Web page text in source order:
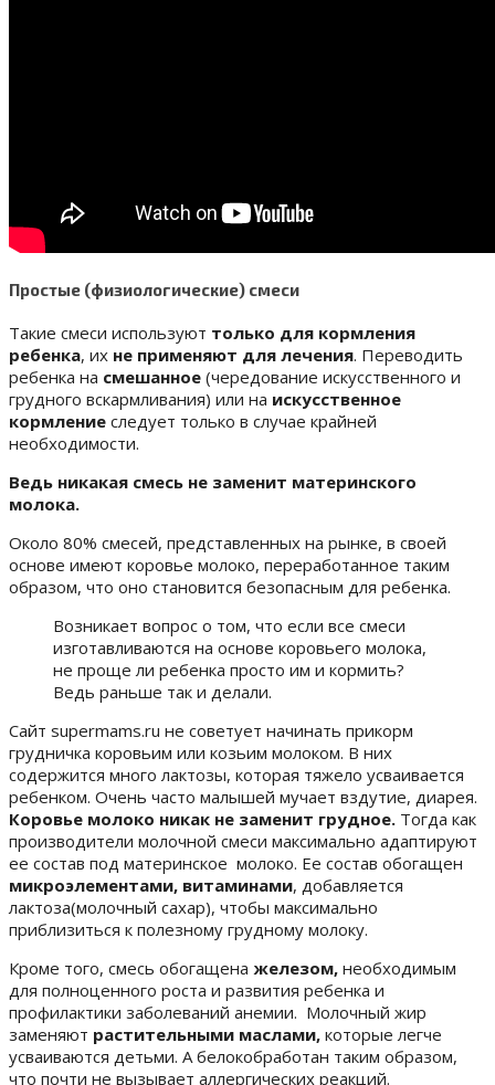
Простые (физиологические) смеси
Такие смеси используют только для кормления
ребенка, их не применяют для лечения. Переводить
ребенка на смешанное (чередование искусственного и
грудного вскармливания) или на искусственное
кормление следует только в случае крайней
необходимости.
Ведь никакая смесь не заменит материнского
молока.
Около 80% смесей, представленных на рынке, в своей
основе имеют коровье молоко, переработанное таким
образом, что оно становится безопасным для ребенка.
Возникает вопрос о том, что если все смеси
изготавливаются на основе коровьего молока,
не проще ли ребенка просто им и кормить?
Ведь раньше так и делали.
Сайт supermams.ru не советует начинать прикорм
грудничка коровьим или козьим молоком. В них
содержится много лактозы, которая тяжело усваивается
ребенком. Очень часто малышей мучает вздутие, диарея.
Коровье молоко никак не заменит грудное. Тогда как
производители молочной смеси максимально адаптируют
ее состав под материнское молоко. Ее состав обогащен
микроэлементами, витаминами, добавляется
лактоза(молочный сахар), чтобы максимально
приблизиться к полезному грудному молоку.
Кроме того, смесь обогащена железом, необходимым
для полноценного роста и развития ребенка и
профилактики заболеваний анемии. Молочный жир
заменяют растительными маслами, которые легче
усваиваются детьми. А белокобработан таким образом,
что почти не вызывает аллергических реакций.